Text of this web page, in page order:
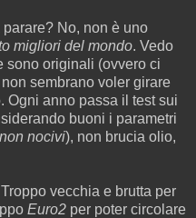
No, non è uno
migliori del mondo. Vedo
sono originali (ovvero ci
sembrano voler girare
Ogni anno passa il test sui
buoni i parametri
non nocivi), non brucia olio,
vecchia e brutta per
Euro2 per poter circolare